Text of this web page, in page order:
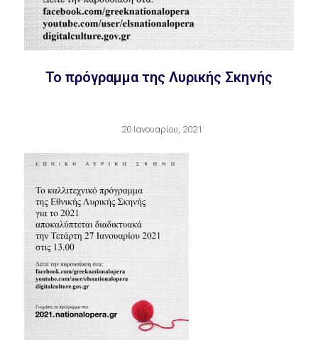
To πρόγραμμα της Λυρικής Σκηνής
20 Ιανουαρίου, 2021